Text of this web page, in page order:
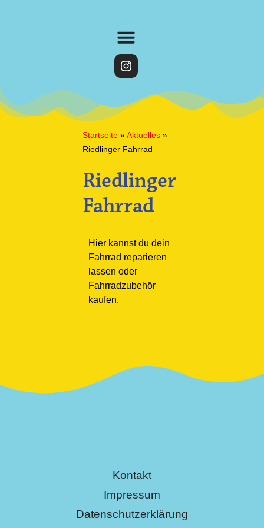
Startseite »Aktuelles »
Riedlinger Fahrrad
Riedlinger
Fahrrad
Hier kannst du dein
Fahrrad reparieren
lassen oder
Fahrradzubehör
kaufen.
Kontakt
Impressum
Datenschutzerklärung